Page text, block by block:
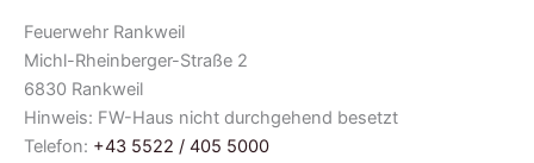
Feuerwehr Rankweil
Michl-Rheinberger-Straße 2
6830 Rankweil
Hinweis: FW-Haus nicht durchgehend besetzt
Telefon: +43 5522 / 405 5000